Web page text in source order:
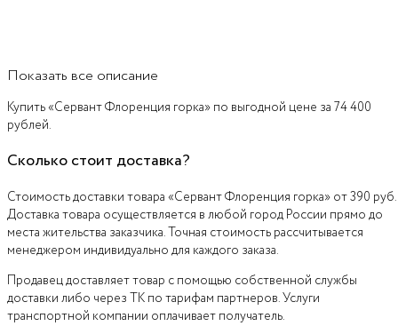
Показать все описание
Купить «Сервант Флоренция горка» по выгодной цене за 74 400
рублей.
Сколько стоит доставка?
Стоимость доставки товара «Сервант Флоренция горка» от 390 руб.
Доставка товара осуществляется в любой город России прямо до
места жительства заказчика. Точная стоимость рассчитывается
менеджером индивидуально для каждого заказа.
Продавец доставляет товар с помощью собственной службы
доставки либо через ТК по тарифам партнеров. Услуги
транспортной компании оплачивает получатель.